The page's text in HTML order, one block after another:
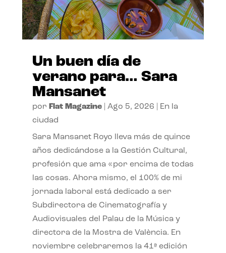
Un buen día de
verano para… Sara
Mansanet
por Flat Magazine| Ago 5, 2026
En la
ciudad
Sara Mansanet Royo lleva más de quince
años dedicándose a la Gestión Cultural,
profesión que ama «por encima de todas
las cosas. Ahora mismo, el 100% de mi
jornada laboral está dedicado a ser
Subdirectora de Cinematografía y
Audiovisuales del Palau de la Música y
directora de la Mostra de València. En
noviembre celebraremos la 41ª edición